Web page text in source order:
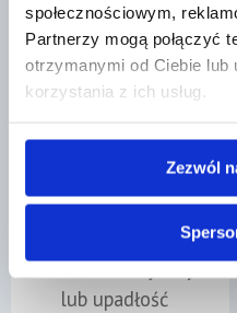
społecznościowym,
Partnerzy mogą połączyć
otrzymanymi od Ciebie lub
korzystania z ich usług.
Zezwól
Otrzymasz
wsparcie w
wyborze
rozwiązania,
negocjacje,
restrukturyzacja
lub upadłość